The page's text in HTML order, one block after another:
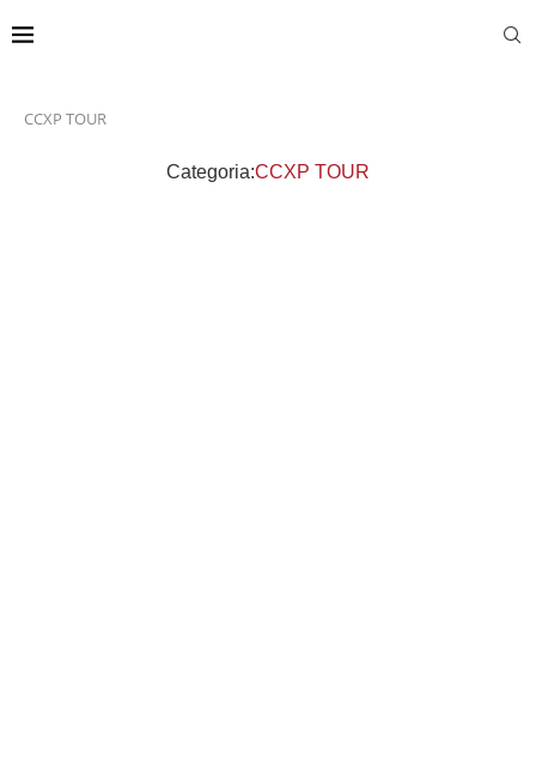
CCXP TOUR
Categoria:CCXP TOUR